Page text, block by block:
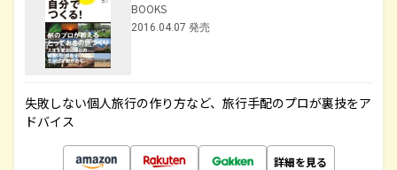
BOOKS
2016.04.07 発売
失敗しない個人旅行の作り方など、旅行手配のプロが裏技をア
ドバイス
詳細を見る